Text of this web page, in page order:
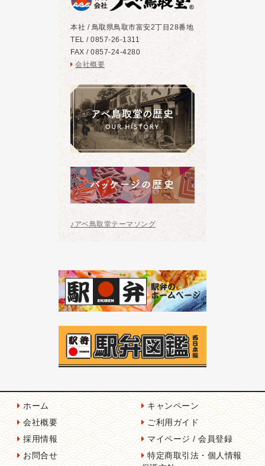
本社 / 鳥取県鳥取市富安2丁目28番地
TEL / 0857-26-1311
FAX / 0857-24-4280
会社概要
♪アベ鳥取堂テーマソング
ホーム
会社概要
採用情報
お問合せ
キャンペーン
ご利用ガイド
マイページ / 会員登録
特定商取引法・個人情報